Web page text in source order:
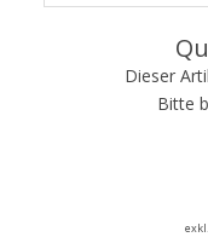
Dieser
Bitte